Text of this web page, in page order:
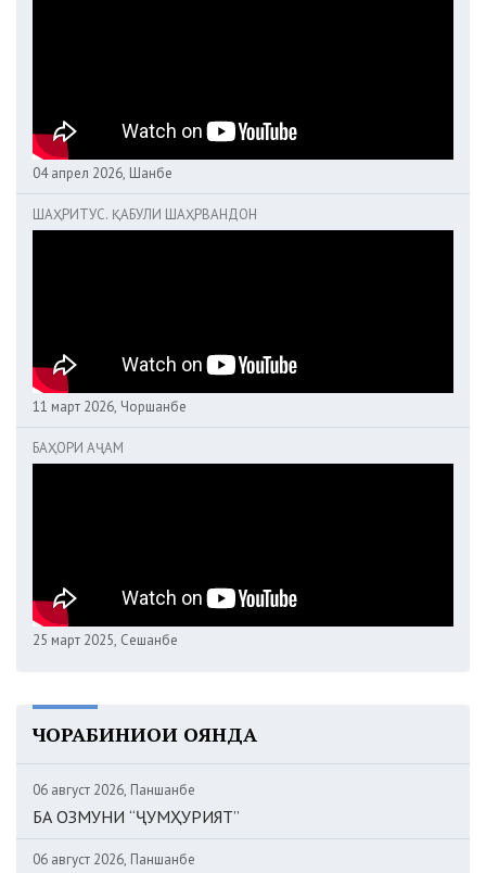
04 апрел 2026, Шанбе
ШАҲРИТУС. ҚАБУЛИ ШАҲРВАНДОН
11 март 2026, Чоршанбе
БАҲОРИ АҶАМ
25 март 2025, Сешанбе
ЧОРАБИНИҲОИ ОЯНДА
06 август 2026, Панҷшанбе
БА ОЗМУНИ “ҶУМҲУРИЯТ”
06 август 2026, Панҷшанбе